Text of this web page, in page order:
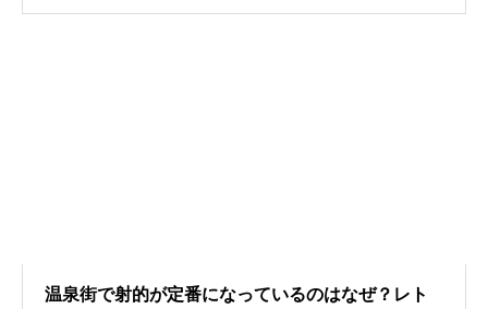
温泉街で射的が定番になっているのはなぜ？レト